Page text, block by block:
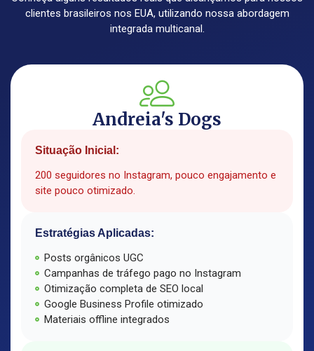
clientes brasileiros nos EUA, utilizando nossa abordagem
integrada multicanal.
Andreia's Dogs
Situação Inicial:
200 seguidores no Instagram, pouco engajamento e
site pouco otimizado.
Estratégias Aplicadas:
Posts orgânicos UGC
Campanhas de tráfego pago no Instagram
Otimização completa de SEO local
Google Business Profile otimizado
Materiais offline integrados